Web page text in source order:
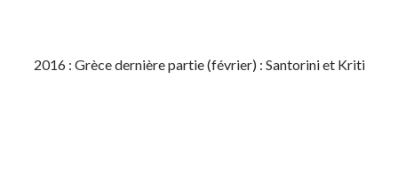
2016 : Grèce dernière partie (février) : Santorini et Kriti